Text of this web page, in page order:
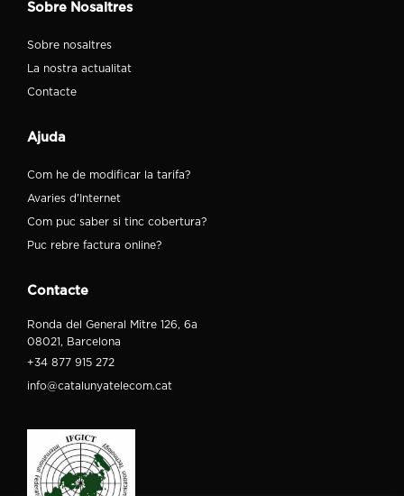
Sobre Nosaltres
Sobre nosaltres
La nostra actualitat
Contacte
Ajuda
Com he de modificar la tarifa?
Avaries d'Internet
Com puc saber si tinc cobertura?
Puc rebre factura online?
Contacte
Ronda del General Mitre 126, 6a
08021, Barcelona
+34 877 915 272
info@catalunyatelecom.cat